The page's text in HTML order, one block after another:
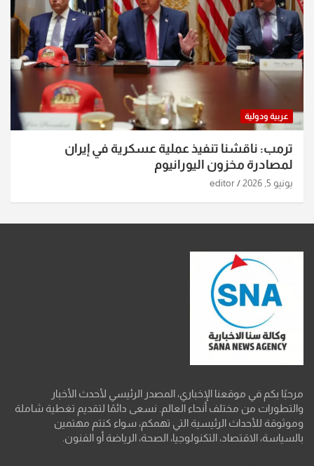
عربية ودولية
ترمب: ناقشنا تنفيذ عملية عسكرية في إيران
لمصادرة مخزون اليورانيوم
يونيو 5, 2026 editor
مرحبًا بكم في موقعنا الإخباري، المصدر الرئيسي لأحدث الأخبار
والتطورات من مختلف أنحاء العالم. نسعى دائمًا لتقديم تغطية شاملة
وموثوقة للأحداث الرئيسية التي تهمكم، سواء كنتم مهتمين
بالسياسة، الاقتصاد، التكنولوجيا، الصحة، الرياضة أو الفنون.